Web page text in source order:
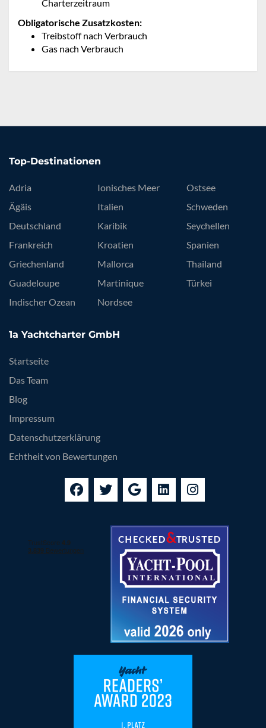
Charterzeitraum
Obligatorische Zusatzkosten:
Treibstoff nach Verbrauch
Gas nach Verbrauch
Top-Destinationen
Adria
Ägäis
Deutschland
Frankreich
Griechenland
Guadeloupe
Indischer Ozean
Ionisches Meer
Italien
Karibik
Kroatien
Mallorca
Martinique
Nordsee
Ostsee
Schweden
Seychellen
Spanien
Thailand
Türkei
1a Yachtcharter GmbH
Startseite
Das Team
Blog
Impressum
Datenschutzerklärung
Echtheit von Bewertungen